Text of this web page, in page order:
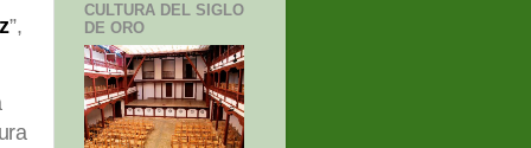
”,
CULTURA DEL SIGLO
DE ORO